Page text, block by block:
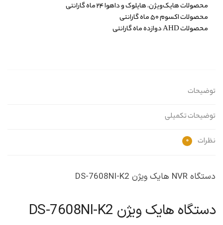
محصولات هایک‌ویژن، هایلوک و داهوا ۲۴ ماه گارانتی
محصولات اکسوم ۵۰ ماه گارانتی
محصولات AHD دوازده ماه گارانتی
توضیحات
توضیحات تکمیلی
نظرات 0
دستگاه NVR هایک ویژن DS-7608NI-K2
دستگاه هایک ویژن DS-7608NI-K2